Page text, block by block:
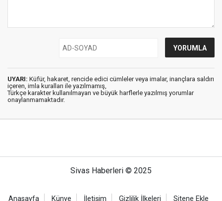
UYARI: Küfür, hakaret, rencide edici cümleler veya imalar, inançlara saldırı
içeren, imla kuralları ile yazılmamış,
Türkçe karakter kullanılmayan ve büyük harflerle yazılmış yorumlar
onaylanmamaktadır.
Sivas Haberleri © 2025
Anasayfa Künye İletişim Gizlilik İlkeleri Sitene Ekle